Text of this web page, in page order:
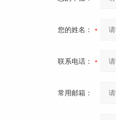
您的姓名：
联系电话：
常用邮箱：